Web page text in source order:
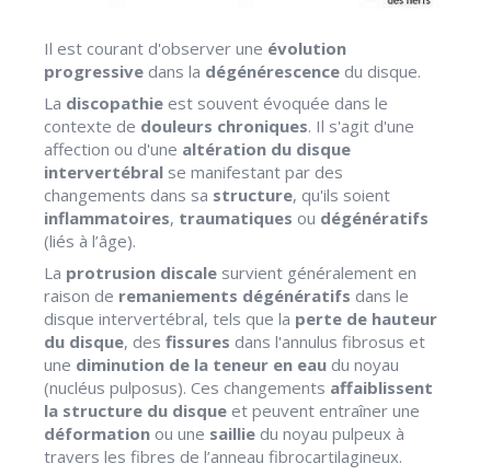
Il est courant d'observer une évolution
progressive dans la dégénérescence du disque.
La discopathie est souvent évoquée dans le
contexte de douleurs chroniques. Il s'agit d'une
affection ou d'une altération du disque
intervertébral se manifestant par des
changements dans sa structure, qu'ils soient
inflammatoires, traumatiques ou dégénératifs
(liés à l’âge).
La protrusion discale survient généralement en
raison de remaniements dégénératifs dans le
disque intervertébral, tels que la perte de hauteur
du disque, des fissures dans l'annulus fibrosus et
une diminution de la teneur en eau du noyau
(nucléus pulposus). Ces changements affaiblissent
la structure du disque et peuvent entraîner une
déformation ou une saillie du noyau pulpeux à
travers les fibres de l’anneau fibrocartilagineux.